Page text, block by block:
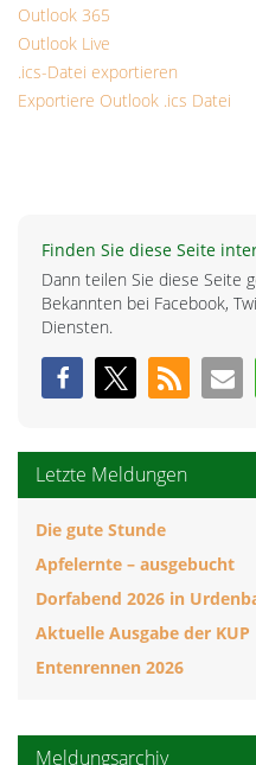
Outlook 365
Outlook Live
.ics-Datei exportieren
Exportiere Outlook .ics Datei
Finden Sie diese Seite
Dann teilen Sie diese Seite
Bekannten bei Facebook,
Diensten.
Letzte Meldungen
Die gute Stunde
Apfelernte – ausgebucht
Dorfabend 2026 in
Aktuelle Ausgabe der KUP
Entenrennen 2026
Meldungsarchiv